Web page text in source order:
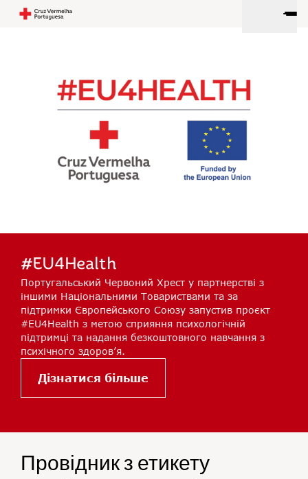
#EU4Health
Португальський Червоний Хрест у партнерстві з
іншими Національними Товариствами та за
підтримки Європейського Союзу запустив проєкт
#EU4Health з метою сприяння психологічній
підтримці та надання безкоштовного навчання з
психічного здоров’я.
Дізнатися більше
Провідник з етикету